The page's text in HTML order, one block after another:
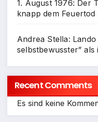
1. August 1976: Der
knapp dem Feuertod
Andrea Stella:
selbstbewusster”
Recent Comments
Es sind keine